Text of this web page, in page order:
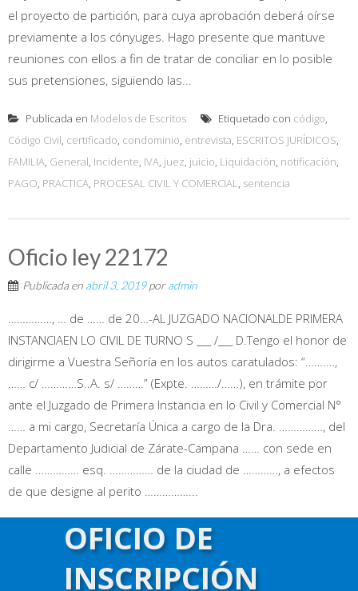
el proyecto de partición, para cuya aprobación deberá oírse
previamente a los cónyuges. Hago presente que mantuve
reuniones con ellos a fin de tratar de conciliar en lo posible
sus pretensiones, siguiendo las...
Publicada en Modelos de Escritos Etiquetado con código,
Código Civil, certificado, condominio, entrevista, ESCRITOS JURÍDICOS,
FAMILIA, General, Incidente, IVA, juez, juicio, Liquidación, notificación,
PAGO, PRACTICA, PROCESAL CIVIL Y COMERCIAL, sentencia
Oficio ley 22172
Publicada en abril 3, 2019poradmin
……………, … de …… de 20…-AL JUZGADO NACIONALDE PRIMERA
INSTANCIAEN LO CIVIL DE TURNO S ___ /___ D.Tengo el honor de
dirigirme a Vuestra Señoría en los autos caratulados: “…….…,
…… c/ …………S..A. s/ ………” (Expte. ………/……), en trámite por
ante el Juzgado de Primera Instancia en lo Civil y Comercial N°
…… a mi cargo, Secretaría Única a cargo de la Dra. ……………, del
Departamento Judicial de Zárate-Campana …… con sede en
calle …………… esq. …………… de la ciudad de …………, a efectos
de que designe al perito ……………...
Publicada en Modelos de Escritos
ESCRITOS JURÍDICOS,LIBROS,SEGUROS
OFICIO DE
INSCRIPCIÓN